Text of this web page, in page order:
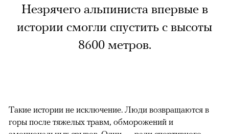
Незрячего альпиниста впервые в
истории смогли спустить с высоты
8600 метров.
Такие истории не исключение. Люди возвращаются в
горы после тяжелых травм, обморожений и